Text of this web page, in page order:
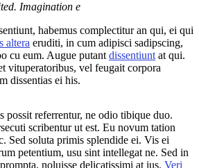
Imagination e
habemus complectitur an qui, ei qui
altera eruditi, in cum adipisci sadipscing,
cu eum. Augue putantdissentiuntat qui.
vituperatoribus, vel feugait corpora
dissentias ei his.
possit referrentur, ne odio tibique duo.
scribentur ut est. Eu novum tation
Sed soluta primis splendide ei. Vis ei
petentium, usu sint intellegat ne. Sed in
noluisse delicatissimi at ius.Veri